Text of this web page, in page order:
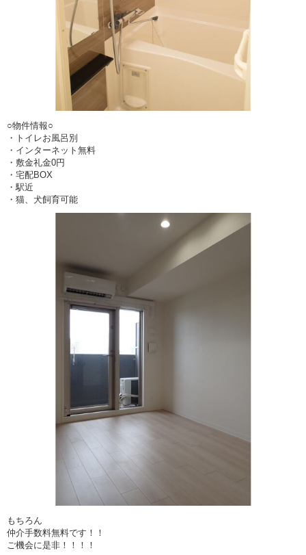
○物件情報○
・トイレお風呂別
・インターネット無料
・敷金礼金0円
・宅配BOX
・駅近
・猫、犬飼育可能
もちろん
仲介手数料無料です！！
ご機会に是非！！！！